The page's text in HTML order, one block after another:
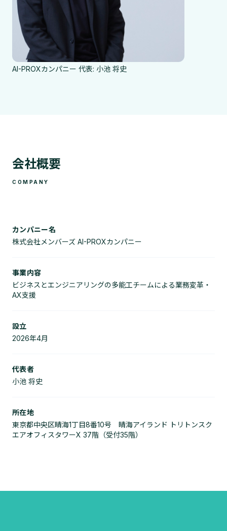
AI-PROXカンパニー 代表: 小池 将史
会社概要
COMPANY
カンパニー名
株式会社メンバーズ AI-PROXカンパニー
事業内容
ビジネスとエンジニアリングの多能工チームによる業務変革・
AX支援
設立
2026年4月
代表者
小池 将史
所在地
東京都中央区晴海1丁目8番10号 晴海アイランド トリトンスク
エアオフィスタワーX 37階（受付35階）